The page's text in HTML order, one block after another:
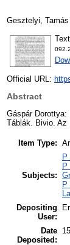
Gesztelyi, Tamás
Text
Official URL:
Abstract
Gáspár Dorottya:
Táblák. Bivio. Az
Item Type:
Subjects:
P
P
P
Depositing
User:
Date
Deposited: